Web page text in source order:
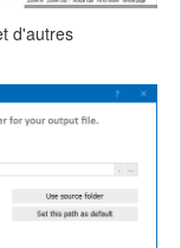
d'autres